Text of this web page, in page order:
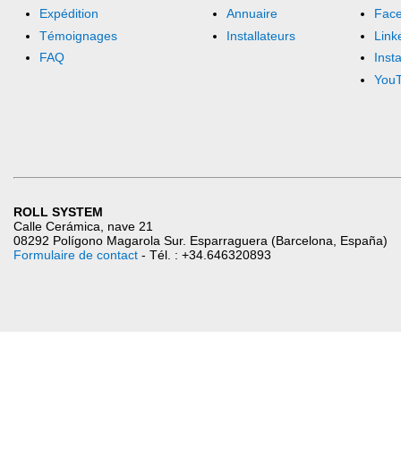
Expédition
Témoignages
FAQ
Annuaire
Installateurs
ROLL SYSTEM
Calle Cerámica, nave 21
08292 Polígono Magarola Sur. Esparraguera (Barcelona, España)
Formulaire de contact- Tél. : +34.646320893